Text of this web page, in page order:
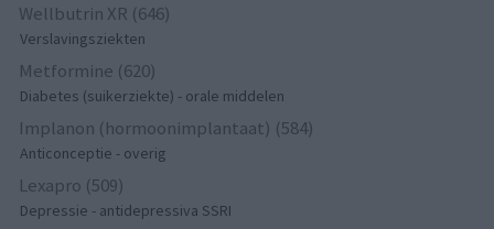
Wellbutrin XR (646)
Verslavingsziekten
Metformine (620)
Diabetes (suikerziekte) - orale middelen
Implanon (hormoonimplantaat) (584)
Anticonceptie - overig
Lexapro (509)
Depressie - antidepressiva SSRI